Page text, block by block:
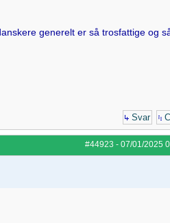
generelt er så trosfattige og
Svar
#44923 - 07/01/2025